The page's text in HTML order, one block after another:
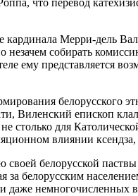
что перевод
Мерри-дель
собирать
ему
белорусского
Виленский епископ
столько для
влиянии
белорусской
белорусским